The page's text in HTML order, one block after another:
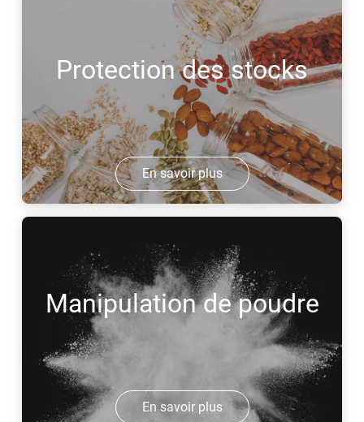
Protection des stocks
En savoir plus
Manipulation de poudre
En savoir plus